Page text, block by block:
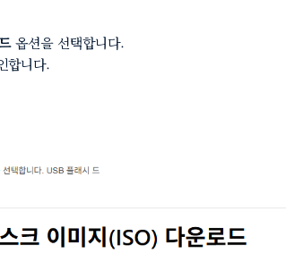
옵션을 선택합니다.
합니다.